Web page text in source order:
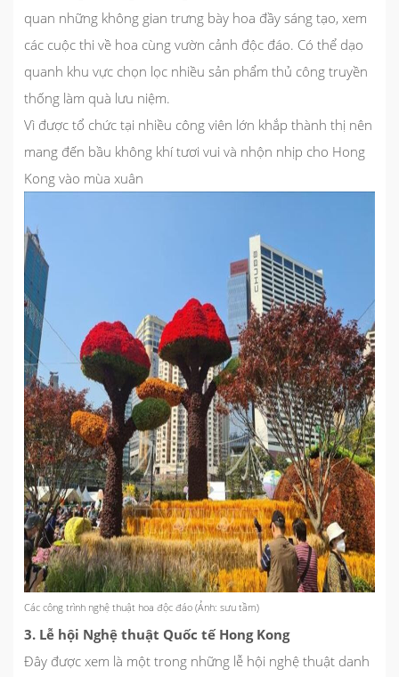
quan những không gian trưng bày hoa đầy sáng tạo, xem
các cuộc thi về hoa cùng vườn cảnh độc đáo. Có thể dạo
quanh khu vực chọn lọc nhiều sản phẩm thủ công truyền
thống làm quà lưu niệm.
Vì được tổ chức tại nhiều công viên lớn khắp thành thị nên
mang đến bầu không khí tươi vui và nhộn nhịp cho Hong
Kong vào mùa xuân
Các công trình nghệ thuật hoa độc đáo (Ảnh: sưu tầm)
3. Lễ hội Nghệ thuật Quốc tế Hong Kong
Đây được xem là một trong những lễ hội nghệ thuật danh